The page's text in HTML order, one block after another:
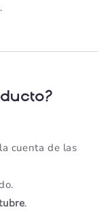
.
cuenta de las
.